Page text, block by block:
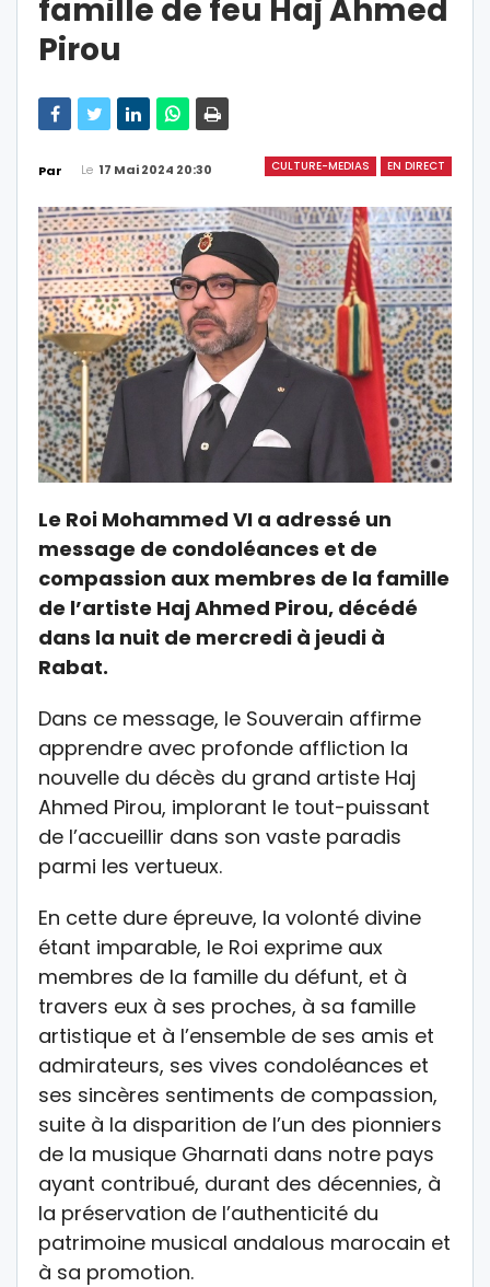
famille de feu Haj Ahmed
Pirou
CULTURE-MEDIAS EN DIRECT
Par Le 17 Mai 2024 20:30
Le Roi Mohammed VI a adressé un
message de condoléances et de
compassion aux membres de la famille
de l’artiste Haj Ahmed Pirou, décédé
dans la nuit de mercredi à jeudi à
Rabat.
Dans ce message, le Souverain affirme
apprendre avec profonde affliction la
nouvelle du décès du grand artiste Haj
Ahmed Pirou, implorant le tout-puissant
de l’accueillir dans son vaste paradis
parmi les vertueux.
En cette dure épreuve, la volonté divine
étant imparable, le Roi exprime aux
membres de la famille du défunt, et à
travers eux à ses proches, à sa famille
artistique et à l’ensemble de ses amis et
admirateurs, ses vives condoléances et
ses sincères sentiments de compassion,
suite à la disparition de l’un des pionniers
de la musique Gharnati dans notre pays
ayant contribué, durant des décennies, à
la préservation de l’authenticité du
patrimoine musical andalous marocain et
à sa promotion.